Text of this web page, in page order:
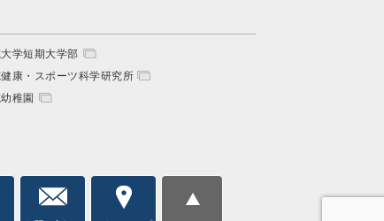
学短期大学部
康・スポーツ科学研究所
稚園